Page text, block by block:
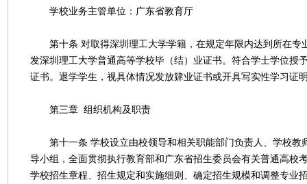
学校业务主管单位：广东省教育厅
第十条 对取得深圳理工大学学籍，在规定年限内达到所在专
发深圳理工大学普通高等学校毕（结）业证书。符合学士学位授
证书。退学学生，视具体情况发放肄业证书或开具写实性学习证
第三章 组织机构及职责
第十一条 学校设立由校领导和相关职能部门负责人、学校教
导小组，全面贯彻执行教育部和广东省招生委员会有关普通高校
学校招生章程、招生规定和实施细则、确定招生规模和调整专业